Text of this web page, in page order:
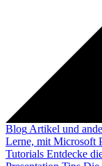
Blog Artikel und
Lerne, mit Microsoft
Tutorials Entdecke